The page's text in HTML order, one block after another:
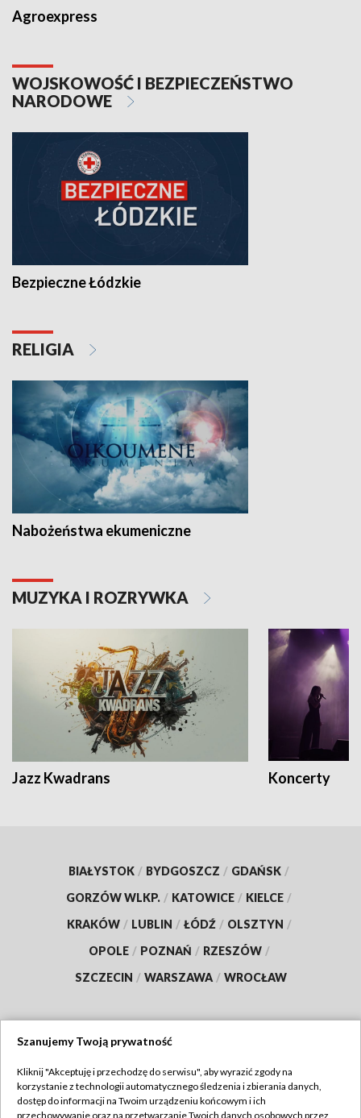
Agroexpress
WOJSKOWOŚĆ I BEZPIECZEŃSTWO
NARODOWE
Bezpieczne Łódzkie
RELIGIA
Nabożeństwa ekumeniczne
MUZYKA I ROZRYWKA
Jazz Kwadrans Koncerty
BIAŁYSTOK / BYDGOSZCZ / GDAŃSK /
GORZÓW WLKP. / KATOWICE / KIELCE /
KRAKÓW / LUBLIN / ŁÓDŹ / OLSZTYN /
OPOLE / POZNAŃ / RZESZÓW /
SZCZECIN / WARSZAWA / WROCŁAW
TVP
Szanujemy Twoją prywatność
Kliknij "Akceptuję i przechodzę do serwisu", aby wyrazić zgody na
korzystanie z technologii automatycznego śledzenia i zbierania danych,
dostęp do informacji na Twoim urządzeniu końcowym i ich
przechowywanie oraz na przetwarzanie Twoich danych osobowych przez